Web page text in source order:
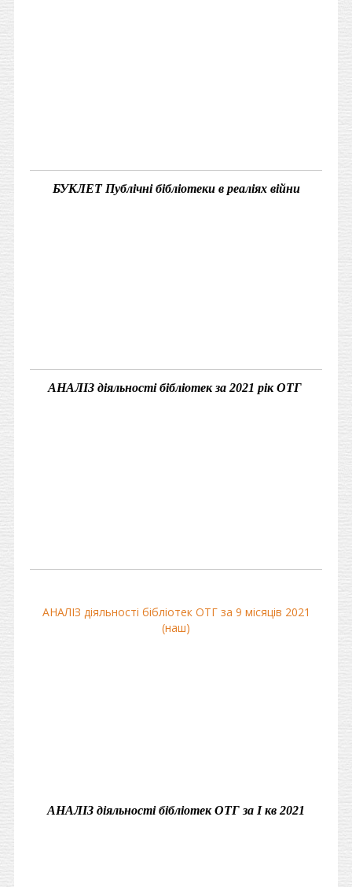
БУКЛЕТ Публічні бібліотеки в реаліях війни
АНАЛІЗ діяльності бібліотек за 2021 рік ОТГ
АНАЛІЗ діяльності бібліотек ОТГ за 9 місяців 2021
(наш)
АНАЛІЗ діяльності бібліотек ОТГ за І кв 2021